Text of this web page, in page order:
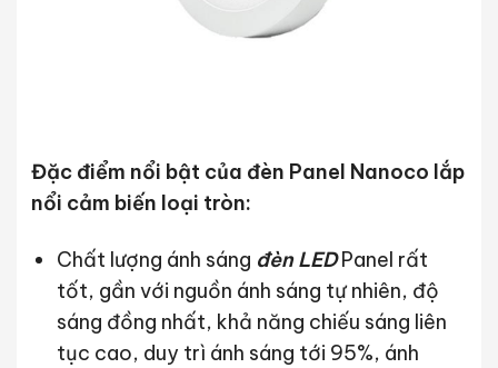
Đặc điểm nổi bật của đèn Panel Nanoco lắp
nổi cảm biến loại tròn:
Chất lượng ánh sáng đèn LEDPanel rất
tốt, gần với nguồn ánh sáng tự nhiên, độ
sáng đồng nhất, khả năng chiếu sáng liên
tục cao, duy trì ánh sáng tới 95%, ánh